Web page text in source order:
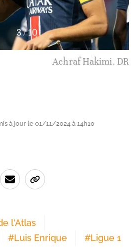
3/10
Achraf Hakimi. DR
à jour le 01/11/2024 à 14h10
l'Atlas
#Luis Enrique #Ligue 1